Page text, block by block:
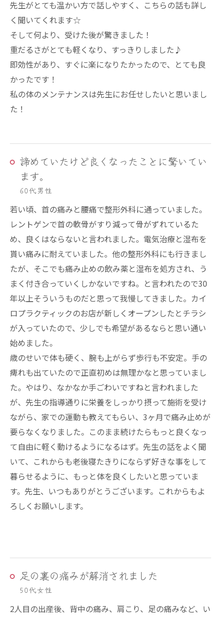
先生がとても温かい方で話しやすく、こちらの話も詳し
く聞いてくれます☆
そして何より、受けた後が驚きました！
重だるさがとても軽くなり、すっきりしました♪
即効性があり、すぐに楽になりたかったので、とても良
かったです！
私の体のメンテナンスは先生にお任せしたいと思いまし
た！
諦めていたけど良くなったことに驚いてい
ます。
60代男性
若い頃、首の痛みと腰痛で整形外科に通っていました。
レントゲンで首の軟骨がすり減って骨がずれているた
め、良くはならないと言われました。電気治療と湿布を
貰い痛みに耐えていました。他の整形外科にも行きまし
たが、そこでも痛み止めの飲み薬と湿布を処方され、う
まく付き合っていくしかないですね。と言われたので30
年以上そういうものだと思って我慢してきました。カイ
ロプラクティックのお店が新しくオープンしたとチラシ
が入っていたので、少しでも希望があるならと思い通い
始めました。
歳のせいで体も硬く、腕も上がらず歩行も不安定。手の
痺れも出ていたので正直初めは無理かなと思っていまし
た。やはり、なかなか手ごわいですねと言われました
が、先生の指導通りに栄養をしっかり摂って施術を受け
ながら、家での運動も教えてもらい、3ヶ月で痛み止めが
要らなくなりました。このまま続けたらもっと良くなっ
て自由に軽く動けるようになるはず。先生の話をよく聞
いて、これからも老後寝たきりにならず好きな事をして
暮らせるように、もっと体を良くしたいと思っていま
す。先生、いつもありがとうございます。これからもよ
ろしくお願いします。
足の裏の痛みが解消されました
50代女性
2人目の出産後、背中の痛み、肩こり、足の痛みなど、い